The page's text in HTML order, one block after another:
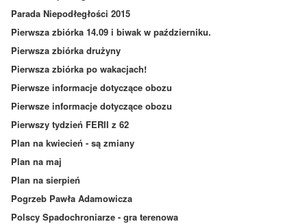
Parada Niepodłegłości 2015
Pierwsza zbiórka 14.09 i biwak w październiku.
Pierwsza zbiórka drużyny
Pierwsza zbiórka po wakacjach!
Pierwsze informacje dotyczące obozu
Pierwsze informacje dotyczące obozu
Pierwszy tydzień FERII z 62
Plan na kwiecień - są zmiany
Plan na maj
Plan na sierpień
Pogrzeb Pawła Adamowicza
Polscy Spadochroniarze - gra terenowa